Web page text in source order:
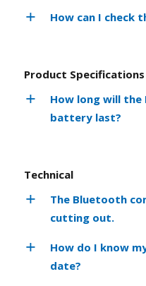
How can I check
Product Specifications
How long will the
battery last?
Technical
The Bluetooth
cutting out.
How do I know
date?